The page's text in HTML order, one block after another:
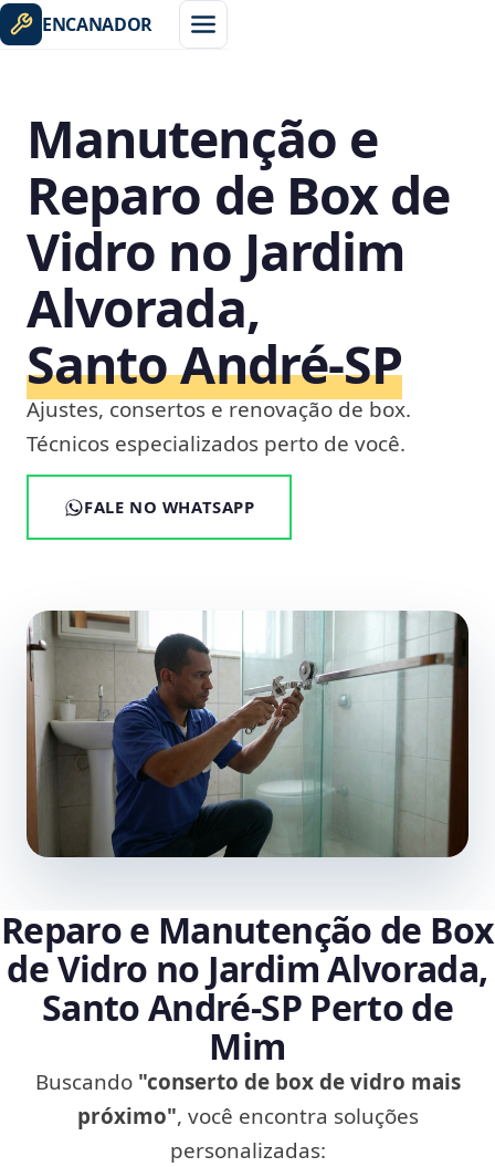
ENCANADOR
Manutenção e
Reparo de Box de
Vidro no Jardim
Alvorada,
Santo André‑SP
Ajustes, consertos e renovação de box.
Técnicos especializados perto de você.
FALE NO WHATSAPP
Reparo e Manutenção de Box
de Vidro no Jardim Alvorada,
Santo André‑SP Perto de
Mim
Buscando "conserto de box de vidro mais
próximo", você encontra soluções
personalizadas: